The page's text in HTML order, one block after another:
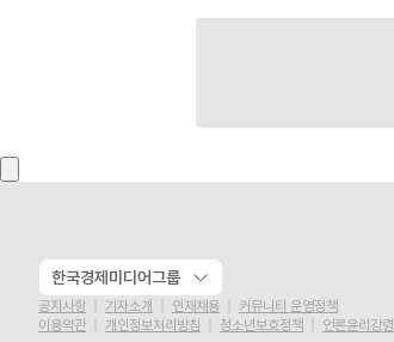
한국경제미디어그룹
공지사항 기자소개 인재채용
커뮤니티 운영정책
이용약관
개인정보처리방침 청소년보호정책 언론윤리강령